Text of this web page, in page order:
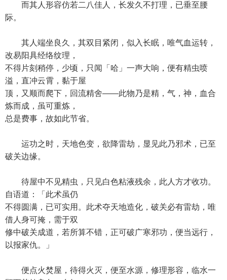
而其人形容仿若二八佳人，长发久不打理，已垂至腰
际。
其人端坐良久，其双目紧闭，似入长眠，唯气血运转，
改易阳具经络纹理，
不得片刻稍停，少顷，只闻「哈」一声大响，便有精虫喷
溢，直冲云霄，黏于屋
顶，又顺而爬下，回流精舍——此物乃是精，气，神，血合
炼而成，虽可重炼，
总是费事，故如此节省。
运功之时，天地色变，欲降雷劫，显见此乃邪术，已至
破关边缘。
待屋中不见精虫，只见白色粘液残余，此人方才收功。
自语道：「此术虽仍
不得圆满，已可实用。此术夺天地造化，破关必有雷劫，唯
借人身可掩，需于双
修中破关成道，若所算不错，正可破广寒邪功，便当远行，
以报家仇。」
便点火焚屋，待得火灭，便至水源，修理形容，临水一